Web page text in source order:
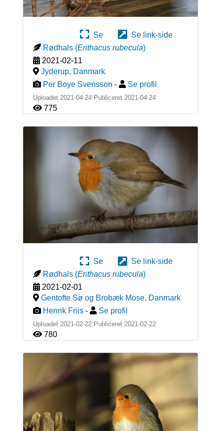
Se
Se link-side
Rødhals (Erithacus rubecula)
2021-02-11
Jyderup, Danmark
Per Boye Svensson - Se profil
Uploadet 2021-04-24 Publiceret 2021-04-24
775
Se
Se link-side
Rødhals (Erithacus rubecula)
2021-02-01
Gentofte Sø og Brobæk Mose, Danmark
Henrik Friis - Se profil
Uploadet 2021-02-22 Publiceret 2021-02-22
780